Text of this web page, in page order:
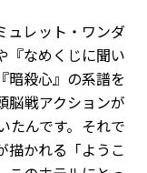
ュレット・ワンダ
『なめくじに聞い
暗殺心』の系譜を
脳戦アクションが
たんです。それで
描かれる「ようこ